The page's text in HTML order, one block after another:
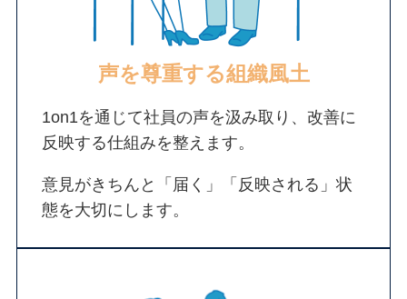
声を尊重する組織風土
1on1を通じて社員の声を汲み取り、改善に
反映する仕組みを整えます。
意見がきちんと「届く」「反映される」状
態を大切にします。